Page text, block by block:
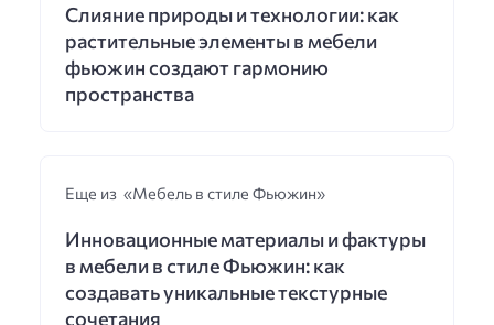
Слияние природы и технологии: как
растительные элементы в мебели
фьюжин создают гармонию
пространства
Еще из «Мебель в стиле Фьюжин»
Инновационные материалы и фактуры
в мебели в стиле Фьюжин: как
создавать уникальные текстурные
сочетания